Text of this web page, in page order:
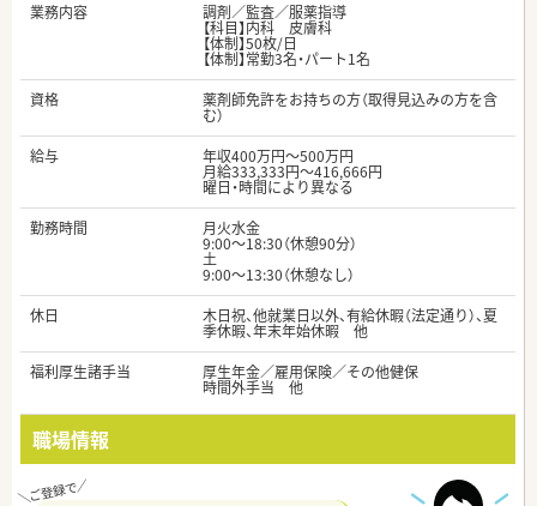
業務内容
調剤／監査／服薬指導
【科目】内科 皮膚科
【体制】50枚/日
【体制】常勤3名・パート1名
資格
薬剤師免許をお持ちの方（取得見込みの方を含
む）
給与
年収400万円～500万円
月給333,333円～416,666円
曜日・時間により異なる
勤務時間
月火水金
9:00～18:30（休憩90分）
土
9:00～13:30（休憩なし）
休日
木日祝、他就業日以外、有給休暇（法定通り）、夏
季休暇、年末年始休暇 他
福利厚生諸手当
厚生年金／雇用保険／その他健保
時間外手当 他
職場情報